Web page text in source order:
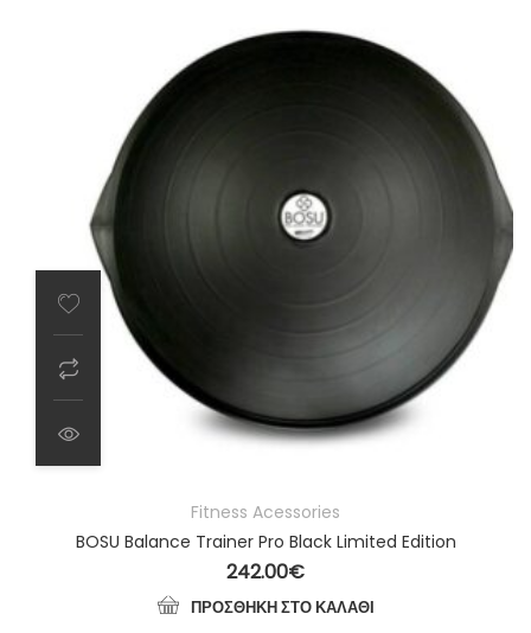
Fitness Acessories
BOSU Balance Trainer Pro Black Limited Edition
242.00€
ΠΡΟΣΘΉΚΗ ΣΤΟ ΚΑΛΆΘΙ